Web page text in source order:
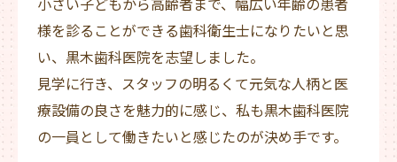
様を診ることができる歯科衛生士になりたいと思
い、黒木歯科医院を志望しました。
見学に行き、スタッフの明るくて元気な人柄と医
療設備の良さを魅力的に感じ、私も黒木歯科医院
の一員として働きたいと感じたのが決め手です。